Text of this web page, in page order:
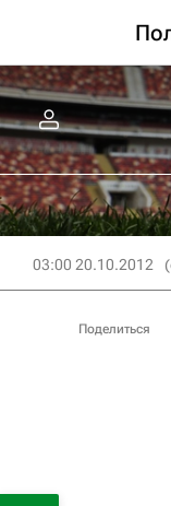
03:00 20.10.2012
Поделиться